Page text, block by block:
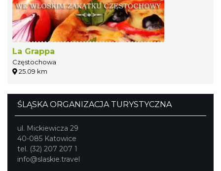
La Grappa
Częstochowa
25.09 km
ŚLĄSKA ORGANIZACJA TURYSTYCZNA
ul. Mickiewicza 29
40-085 Katowice
tel. (32) 207 207 1
info@slaskie.travel